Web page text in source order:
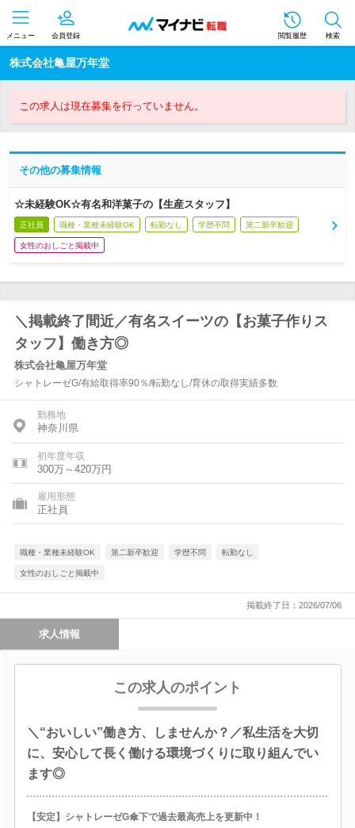
メニュー 会員登録 閲覧履歴 検索
株式会社亀屋万年堂
この求人は現在募集を行っていません。
その他の募集情報
☆未経験OK☆有名和洋菓子の【生産スタッフ】
正社員 職種・業種未経験OK 転勤なし 学歴不問 第二新卒歓迎
女性のおしごと掲載中
＼掲載終了間近／有名スイーツの【お菓子作りス
タッフ】働き方◎
株式会社亀屋万年堂
シャトレーゼG/有給取得率90％/転勤なし/育休の取得実績多数
勤務地
神奈川県
初年度年収
300万～420万円
雇用形態
正社員
職種・業種未経験OK 第二新卒歓迎 学歴不問 転勤なし
女性のおしごと掲載中
掲載終了日：2026/07/06
求人情報
この求人のポイント
＼“おいしい”働き方、しませんか？／私生活を大切
に、安心して長く働ける環境づくりに取り組んでい
ます◎
【安定】シャトレーゼG傘下で過去最高売上を更新中！